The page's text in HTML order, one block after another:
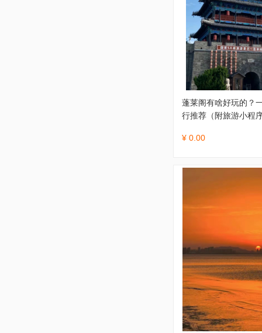
蓬莱阁有啥好玩的？
行推荐（附旅游小程
¥ 0.00